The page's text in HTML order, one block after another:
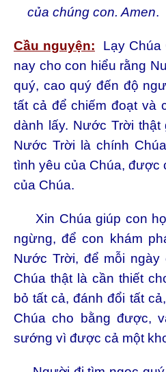
của chúng con. Amen.
Cầu nguyện: Lạy Chúa
nay cho con hiểu rằng
quý, cao quý đến độ
tất cả để chiếm đoạt và
dành lấy. Nước Trời
Nước Trời là chính
tình yêu của Chúa, được
của Chúa.
Xin Chúa giúp con
ngừng, để con khám
Nước Trời, để mỗi ngày
Chúa thật là cần thiết
bỏ tất cả, đánh đổi tất
Chúa cho bằng được,
sướng vì được cả một